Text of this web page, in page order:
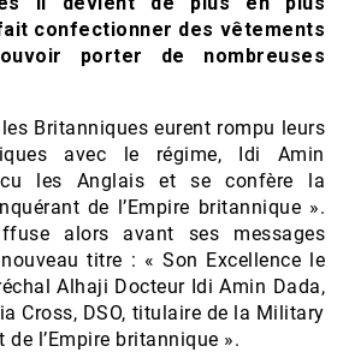
confectionner des vêtements
porter de nombreuses
Britanniques eurent rompu leurs
avec le régime, Idi Amin
les Anglais et se confère la
de l’Empire britannique ».
alors avant ses messages
titre : « Son Excellence le
Alhaji Docteur Idi Amin Dada,
Cross, DSO, titulaire de la Military
de l’Empire britannique ».